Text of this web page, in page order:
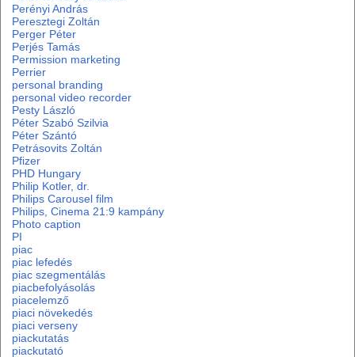
Perényi András
Peresztegi Zoltán
Perger Péter
Perjés Tamás
Permission marketing
Perrier
personal branding
personal video recorder
Pesty László
Péter Szabó Szilvia
Péter Szántó
Petrásovits Zoltán
Pfizer
PHD Hungary
Philip Kotler, dr.
Philips Carousel film
Philips, Cinema 21:9 kampány
Photo caption
PI
piac
piac lefedés
piac szegmentálás
piacbefolyásolás
piacelemző
piaci növekedés
piaci verseny
piackutatás
piackutató